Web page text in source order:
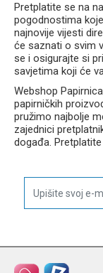
Pretplatite se na
pogodnostima
najnovije vijesti
će saznati o svim
se i osigurajte si
savjetima koji će
Webshop
papirničkih
pružimo najbolje
zajednici
događa.